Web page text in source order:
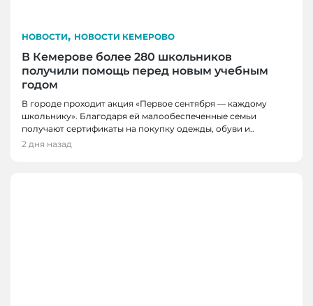
НОВОСТИ, НОВОСТИ КЕМЕРОВО
В Кемерове более 280 школьников
получили помощь перед новым учебным
годом
В городе проходит акция «Первое сентября — каждому
школьнику». Благодаря ей малообеспеченные семьи
получают сертификаты на покупку одежды, обуви и..
2 дня назад